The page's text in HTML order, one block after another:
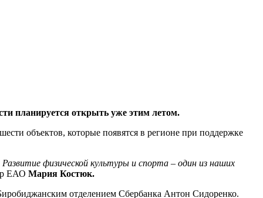
планируется открыть уже этим летом.
объектов, которые появятся в регионе при поддержке
физической культуры и спорта – один из наших
ЕАО Мария Костюк.
отделением Сбербанка Антон Сидоренко.